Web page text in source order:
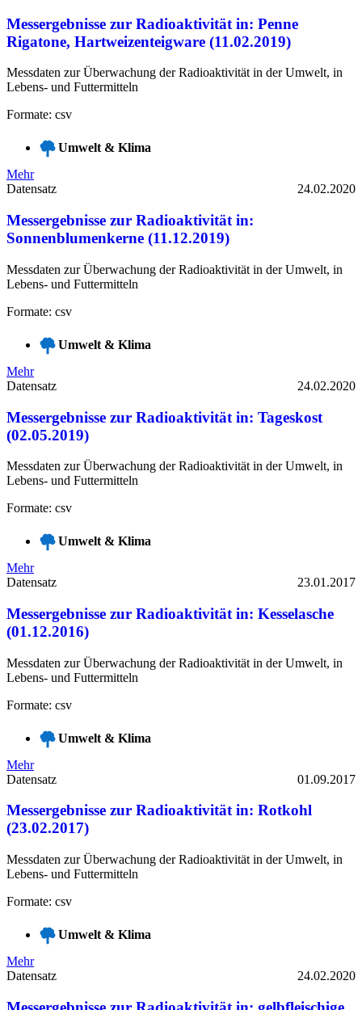
Messergebnisse zur Radioaktivität in: Penne
Rigatone, Hartweizenteigware (11.02.2019)
Messdaten zur Überwachung der Radioaktivität in der Umwelt, in
Lebens- und Futtermitteln
Formate: csv
Umwelt & Klima
Mehr
Datensatz
24.02.2020
Messergebnisse zur Radioaktivität in:
Sonnenblumenkerne (11.12.2019)
Messdaten zur Überwachung der Radioaktivität in der Umwelt, in
Lebens- und Futtermitteln
Formate: csv
Umwelt & Klima
Mehr
Datensatz
24.02.2020
Messergebnisse zur Radioaktivität in: Tageskost
(02.05.2019)
Messdaten zur Überwachung der Radioaktivität in der Umwelt, in
Lebens- und Futtermitteln
Formate: csv
Umwelt & Klima
Mehr
Datensatz
23.01.2017
Messergebnisse zur Radioaktivität in: Kesselasche
(01.12.2016)
Messdaten zur Überwachung der Radioaktivität in der Umwelt, in
Lebens- und Futtermitteln
Formate: csv
Umwelt & Klima
Mehr
Datensatz
01.09.2017
Messergebnisse zur Radioaktivität in: Rotkohl
(23.02.2017)
Messdaten zur Überwachung der Radioaktivität in der Umwelt, in
Lebens- und Futtermitteln
Formate: csv
Umwelt & Klima
Mehr
Datensatz
24.02.2020